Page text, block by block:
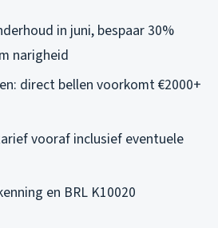
in juni, bespaar 30%
narigheid
direct bellen voorkomt €2000+
vooraf inclusief eventuele
en BRL K10020